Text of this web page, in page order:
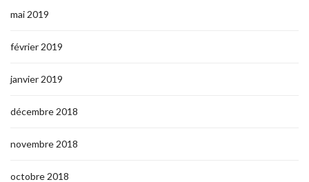
mai 2019
février 2019
janvier 2019
décembre 2018
novembre 2018
octobre 2018